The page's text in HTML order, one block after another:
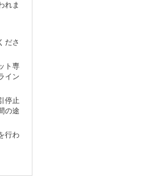
れま
ださ
ト専
イン
停止
の途
行わ